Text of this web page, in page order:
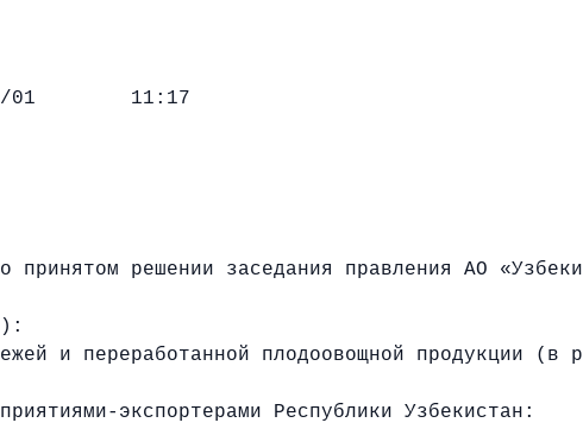
11:17
решении заседания правления АО
и переработанной плодоовощной продукции (в
экспортерами Республики Узбекистан: